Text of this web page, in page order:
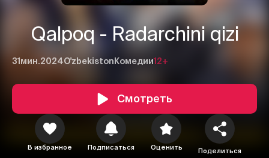
Qalpoq - Radarchini qizi
31мин.2024O'zbekiston Комедии12+
Смотреть
В избранное Подписаться Оценить Поделиться
1 2 3
Отправить
Отменить Авторизоваться